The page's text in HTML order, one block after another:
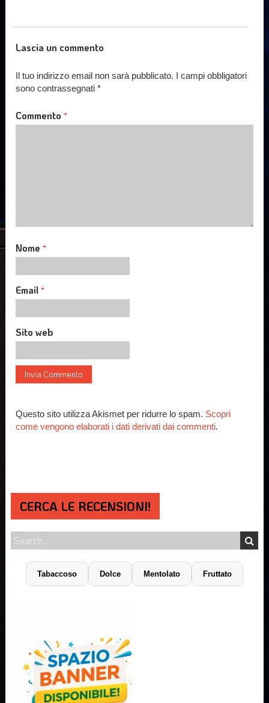
Lascia un commento
Il tuo indirizzo email non sarà pubblicato. I campi obbligatori
sono contrassegnati*
Commento*
Nome*
Email*
Sito web
Questo sito utilizza Akismet per ridurre lo spam. Scopri
come vengono elaborati i dati derivati dai commenti.
CERCA LE RECENSIONI!
Tabaccoso Dolce Mentolato Fruttato